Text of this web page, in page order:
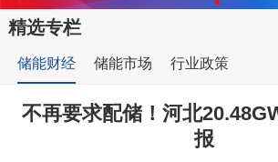
精选专栏
储能财经 储能市场 行业政策
不再要求配储！河北
报